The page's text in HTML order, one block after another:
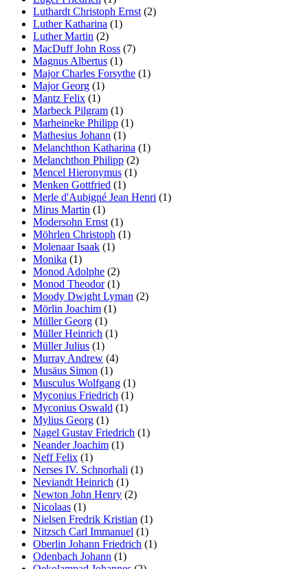
Luthardt Christoph Ernst (2)
Luther Katharina (1)
Luther Martin (2)
MacDuff John Ross (7)
Magnus Albertus (1)
Major Charles Forsythe (1)
Major Georg (1)
Mantz Felix (1)
Marbeck Pilgram (1)
Marheineke Philipp (1)
Mathesius Johann (1)
Melanchthon Katharina (1)
Melanchthon Philipp (2)
Mencel Hieronymus (1)
Menken Gottfried (1)
Merle d'Aubigné Jean Henri (1)
Mirus Martin (1)
Modersohn Ernst (1)
Möhrlen Christoph (1)
Molenaar Isaak (1)
Monika (1)
Monod Adolphe (2)
Monod Theodor(1)
Moody Dwight Lyman (2)
Mörlin Joachim (1)
Müller Georg (1)
Müller Heinrich (1)
Müller Julius (1)
Murray Andrew (4)
Musäus Simon (1)
Musculus Wolfgang (1)
Myconius Friedrich (1)
Myconius Oswald (1)
Mylius Georg (1)
Nagel Gustav Friedrich (1)
Neander Joachim (1)
Neff Felix (1)
Nerses IV. Schnorhali (1)
Neviandt Heinrich (1)
Newton John Henry (2)
Nicolaas (1)
Nielsen Fredrik Kristian (1)
Nitzsch Carl Immanuel (1)
Oberlin Johann Friedrich (1)
Odenbach Johann (1)